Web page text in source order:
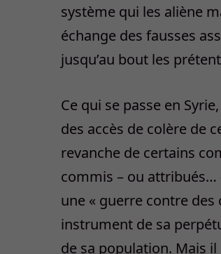
système qui les aliène
échange des fausses
jusqu’au bout les
Ce qui se passe en
des accès de colère de
revanche de certains
commis – ou attribués…
une « guerre contre
instrument de sa
de sa population. Mais